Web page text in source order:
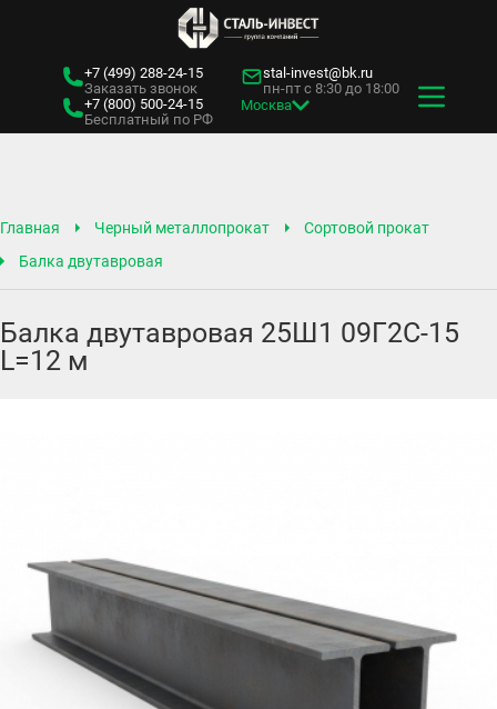
+7 (499) 288-24-15
Заказать звонок
+7 (800) 500-24-15
Бесплатный по РФ
stal-invest@bk.ru
пн-пт с 8:30 до 18:00
Москва
Главная Черный металлопрокат
Сортовой прокат
Балка двутавровая
Балка двутавровая 25Ш1 09Г2С-15
L=12 м